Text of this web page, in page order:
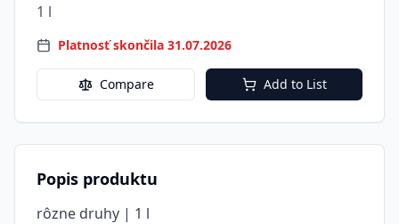
1 l
Platnosť skončila 31.07.2026
Compare Add to List
Popis produktu
rôzne druhy | 1 l